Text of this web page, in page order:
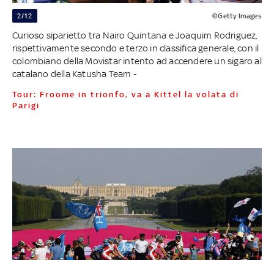
2/12 ©Getty Images
Curioso siparietto tra Nairo Quintana e Joaquim Rodriguez,
rispettivamente secondo e terzo in classifica generale, con il
colombiano della Movistar intento ad accendere un sigaro al
catalano della Katusha Team -
Tour: Froome in trionfo, va a Kittel la volata di
Parigi